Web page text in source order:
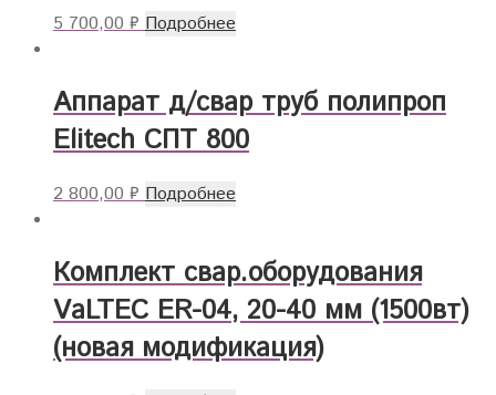
5 700,00₽ Подробнее
Аппарат д/свар труб полипроп
Elitech СПТ 800
2 800,00₽ Подробнее
Комплект свар.оборудования
VaLTEC ER-04, 20-40 мм (1500вт)
(новая модификация)